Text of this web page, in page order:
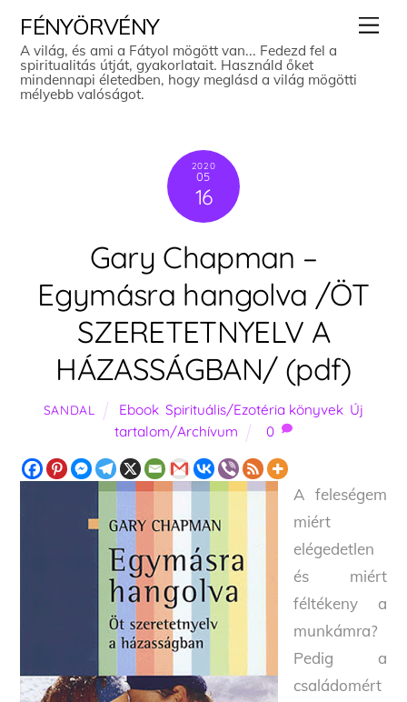
content
FÉNYÖRVÉNY
A világ, és ami a Fátyol mögött van... Fedezd fel a
spiritualitás útját, gyakorlatait. Használd őket
mindennapi életedben, hogy meglásd a világ mögötti
mélyebb valóságot.
2020
05
16
Gary Chapman –
Egymásra hangolva /ÖT
SZERETETNYELV A
HÁZASSÁGBAN/ (pdf)
SANDAL Ebook ,Spirituális/Ezotéria könyvek Új
tartalom/Archívum
0
A feleségem
miért
elégedetlen
és miért
féltékeny a
munkámra?
Pedig a
családomért